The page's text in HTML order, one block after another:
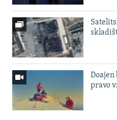
Doajen
pravo